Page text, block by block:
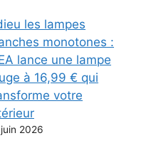
les lampes
monotones :
lance une lampe
à 16,99 € qui
votre
2026